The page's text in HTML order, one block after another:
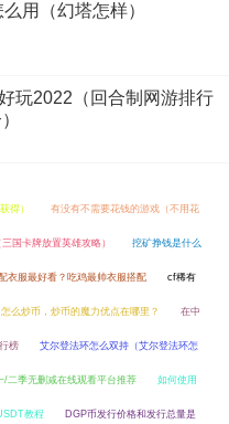
用（幻塔怎样）
玩2022（回合制网游排行
得） 有没有不需要花钱的游戏（不用花
国卡牌放置英雄攻略） 挖矿挣钱是什么
衣服最好看？吃鸡最帅衣服搭配 cf稀有
怎么炒币，炒币的魔力优点在哪里？ 在中
榜 艾尔登法环怎么双持（艾尔登法环怎
/二季无删减在线观看平台推荐 如何使用
教程 DGP币发行价格和发行总量是